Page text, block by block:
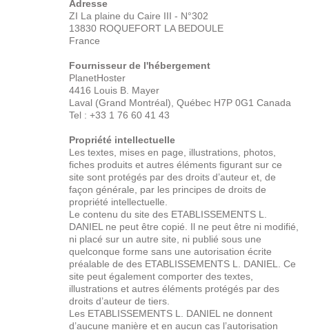
Adresse
ZI La plaine du Caire III - N°302
13830 ROQUEFORT LA BEDOULE
France
Fournisseur de l'hébergement
PlanetHoster
4416 Louis B. Mayer
Laval (Grand Montréal), Québec H7P 0G1 Canada
Tel : +33 1 76 60 41 43
Propriété intellectuelle
Les textes, mises en page, illustrations, photos,
fiches produits et autres éléments figurant sur ce
site sont protégés par des droits d’auteur et, de
façon générale, par les principes de droits de
propriété intellectuelle.
Le contenu du site des ETABLISSEMENTS L.
DANIEL ne peut être copié. Il ne peut être ni modifié,
ni placé sur un autre site, ni publié sous une
quelconque forme sans une autorisation écrite
préalable de des ETABLISSEMENTS L. DANIEL. Ce
site peut également comporter des textes,
illustrations et autres éléments protégés par des
droits d’auteur de tiers.
Les ETABLISSEMENTS L. DANIEL ne donnent
d’aucune manière et en aucun cas l’autorisation